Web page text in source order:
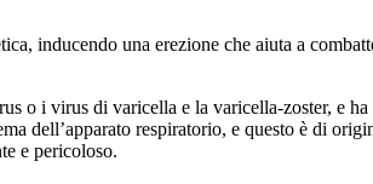
inducendo una erezione che aiuta a
o i virus di varicella e la varicella-zoster, e
dell’apparato respiratorio, e questo è di
e pericoloso.